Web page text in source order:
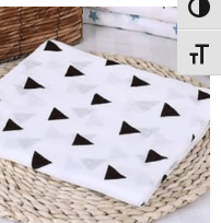
הפעל/כבה ניגודיות גבוהה
מתג גודל גופן